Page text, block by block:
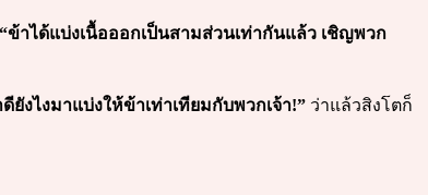
“ข้าได้แบ่งเนื้อออกเป็นสามส่วนเท่ากันแล้ว เชิญพวก
ดียังไงมาแบ่งให้ข้าเท่าเทียมกับพวกเจ้า!” ว่าแล้วสิงโตก็